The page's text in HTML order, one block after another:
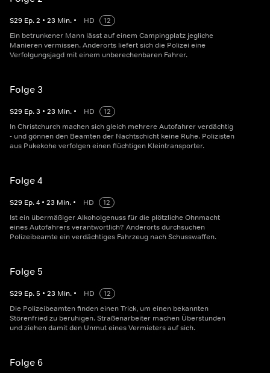
S29 Ep.2 • 23 Min. • HD
12
Ein betrunkener Mann lässt auf einem Campingplatz jegliche
Manieren vermissen. Anderorts liefert sich die Polizei eine
Verfolgungsjagd mit einem unberechenbaren Fahrer.
Folge 3
S29 Ep.3 • 23 Min. • HD
12
In Christchurch machen sich gleich mehrere Autofahrer verdächtig
- und gönnen den Beamten der Nachtschicht keine Ruhe. Polizisten
aus Pukekohe verfolgen einen flüchtigen Kleintransporter.
Folge 4
S29 Ep.4 • 23 Min. • HD
12
Ist ein übermäßiger Alkoholgenuss für die plötzliche Ohnmacht
eines Autofahrers verantwortlich? Anderorts durchsuchen
Polizeibeamte ein verdächtiges Fahrzeug nach Schusswaffen.
Folge 5
S29 Ep.5 • 23 Min. • HD
12
Die Polizeibeamten finden einen Trick, um einen bekannten
Störenfried zu beruhigen. Straßenarbeiter machen Überstunden
und ziehen damit den Unmut eines Vermieters auf sich.
Folge 6